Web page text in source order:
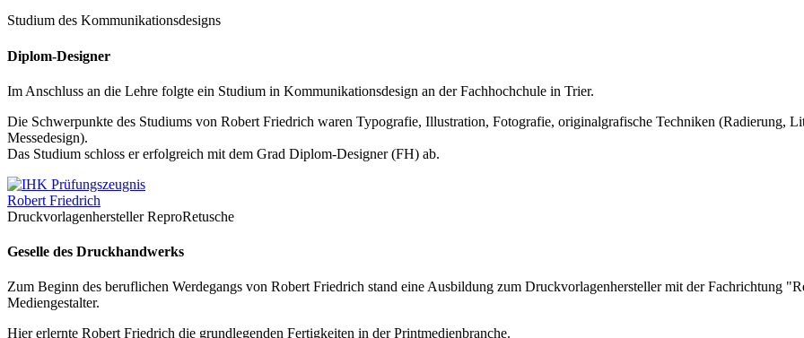
Studium des Kommunikationsdesigns
Diplom-Designer
Im Anschluss an die Lehre folgte ein Studium in Kommunikationsdesign an der Fachhochchule in Trier.
Die Schwerpunkte des Studiums von Robert Friedrich waren Typografie, Illustration, Fotografie, originalgrafische Techniken (Radierung,
Messedesign).
Das Studium schloss er erfolgreich mit dem Grad Diplom-Designer (FH) ab.
Druckvorlagenhersteller ReproRetusche
Geselle des Druckhandwerks
Zum Beginn des beruflichen Werdegangs von Robert Friedrich stand eine Ausbildung zum Druckvorlagenhersteller mit der Fachrichtung
Mediengestalter.
Hier erlernte Robert Friedrich die grundlegenden Fertigkeiten in der Printmedienbranche.